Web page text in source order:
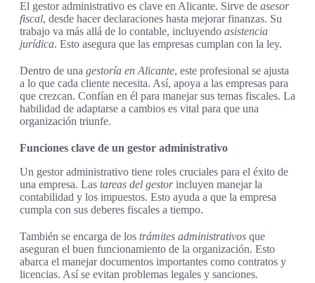
El gestor administrativo es clave en Alicante. Sirve de asesor
fiscal, desde hacer declaraciones hasta mejorar finanzas. Su
trabajo va más allá de lo contable, incluyendo asistencia
jurídica. Esto asegura que las empresas cumplan con la ley.
Dentro de una gestoría en Alicante, este profesional se ajusta
a lo que cada cliente necesita. Así, apoya a las empresas para
que crezcan. Confían en él para manejar sus temas fiscales. La
habilidad de adaptarse a cambios es vital para que una
organización triunfe.
Funciones clave de un gestor administrativo
Un gestor administrativo tiene roles cruciales para el éxito de
una empresa. Las tareas del gestorincluyen manejar la
contabilidad y los impuestos. Esto ayuda a que la empresa
cumpla con sus deberes fiscales a tiempo.
También se encarga de los trámites administrativos que
aseguran el buen funcionamiento de la organización. Esto
abarca el manejar documentos importantes como contratos y
licencias. Así se evitan problemas legales y sanciones.